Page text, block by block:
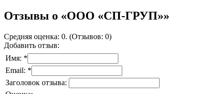
Отзывы о «ООО «СП-ГРУП»»
Средняя оценка: 0. (Отзывов: 0)
Добавить отзыв:
Имя: *
Email: *
Заголовок отзыва: